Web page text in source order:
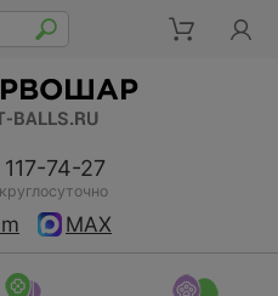
74-27
MAX